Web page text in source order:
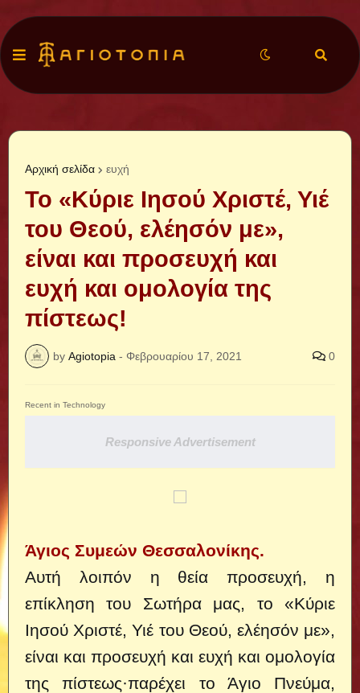
Αρχική σελίδα ευχή
Το «Κύριε Ιησού Χριστέ, Υιέ
του Θεού, ελέησόν με»,
είναι και προσευχή και
ευχή και ομολογία της
πίστεως!
by Agiotopia - Φεβρουαρίου 17, 2021 0
Recent in Technology
Responsive Advertisement
Άγιος Συμεών Θεσσαλονίκης.
Αυτή λοιπόν η θεία προσευχή, η
επίκληση του Σωτήρα μας, το «Κύριε
Ιησού Χριστέ, Υιέ του Θεού, ελέησόν με»,
είναι και προσευχή και ευχή και ομολογία
της πίστεως·παρέχει το Άγιο Πνεύμα,